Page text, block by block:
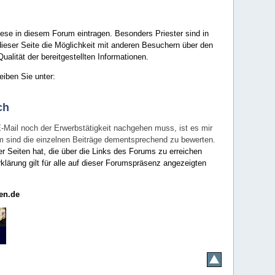
in diesem Forum eintragen. Besonders Priester sind in
Seite die Möglichkeit mit anderen Besuchern über den
der bereitgestellten Informationen.
Sie unter:
noch der Erwerbstätigkeit nachgehen muss, ist es mir
die einzelnen Beiträge dementsprechend zu bewerten.
Seiten hat, die über die Links des Forums zu erreichen
gilt für alle auf dieser Forumspräsenz angezeigten